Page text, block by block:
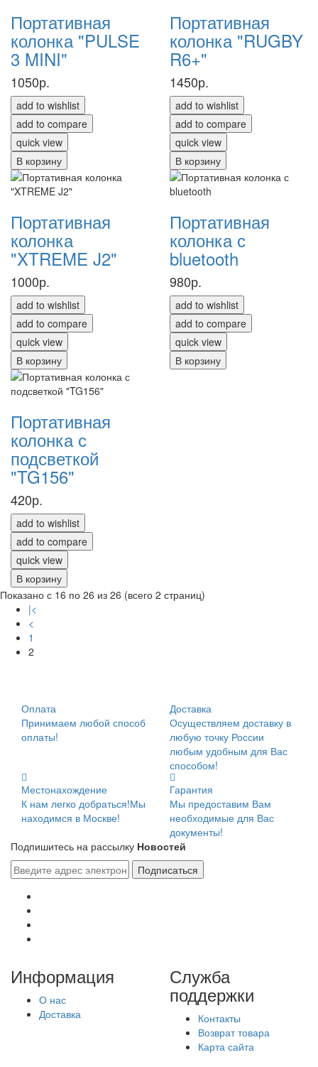
Портативная
колонка "PULSE
3 MINI"
1050р.
add to wishlist
add to compare
quick view
В корзину
Портативная
колонка "RUGBY
R6+"
1450р.
add to wishlist
add to compare
quick view
В корзину
Портативная
колонка
"XTREME J2"
1000р.
add to wishlist
add to compare
quick view
В корзину
Портативная
колонка с
bluetooth
980р.
add to wishlist
add to compare
quick view
В корзину
Портативная
колонка с
подсветкой
"TG156"
420р.
add to wishlist
add to compare
quick view
В корзину
Показано с 16 по 26 из 26 (всего 2 страниц)
|<
<
1
2
Оплата
Принимаем любой способ
оплаты!
Доставка
Осуществляем доставку в
любую точку России
любым удобным для Вас
способом!
Местонахождение
К нам легко добраться!Мы
находимся в Москве!
Гарантия
Мы предоставим Вам
необходимые для Вас
документы!
Подпишитесь на рассылку Новостей
Подписаться
Информация
О нас
Доставка
Служба
поддержки
Контакты
Возврат товара
Карта сайта